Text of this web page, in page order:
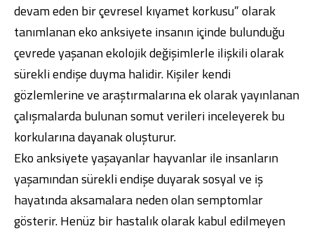
devam eden bir çevresel kıyamet korkusu” olarak
tanımlanan eko anksiyete insanın içinde bulunduğu
çevrede yaşanan ekolojik değişimlerle ilişkili olarak
sürekli endişe duyma halidir. Kişiler kendi
gözlemlerine ve araştırmalarına ek olarak yayınlanan
çalışmalarda bulunan somut verileri inceleyerek bu
korkularına dayanak oluşturur.
Eko anksiyete yaşayanlar hayvanlar ile insanların
yaşamından sürekli endişe duyarak sosyal ve iş
hayatında aksamalara neden olan semptomlar
gösterir. Henüz bir hastalık olarak kabul edilmeyen